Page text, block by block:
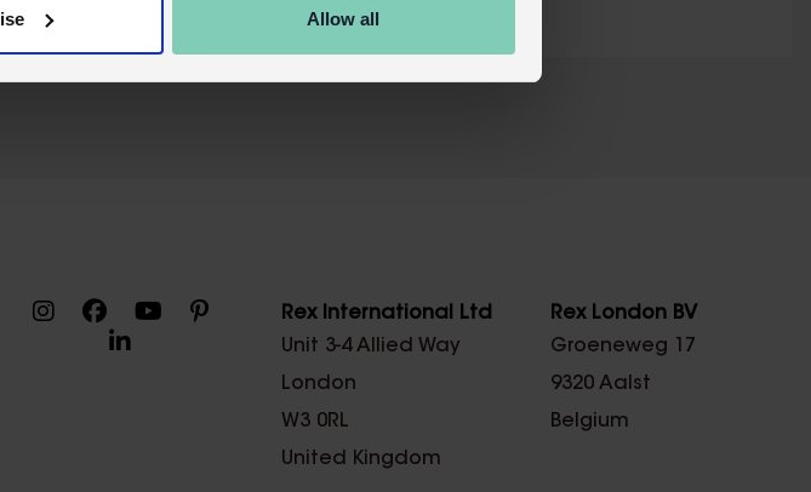
Allow all
Rex International Ltd
Unit 3-4 Allied Way
London
W3 0RL
United Kingdom
Rex London BV
Groeneweg 17
9320 Aalst
Belgium